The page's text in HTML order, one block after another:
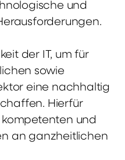
und
der IT, um für
sowie
eine nachhaltig
Hierfür
und
an ganzheitlichen